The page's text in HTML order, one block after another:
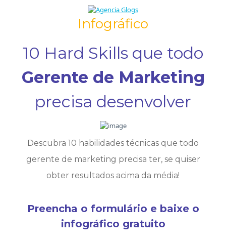
Infográfico
10 Hard Skills que todo
Gerente de Marketing
precisa desenvolver
Descubra 10 habilidades técnicas que todo
gerente de marketing precisa ter, se quiser
obter resultados acima da média!
Preencha o formulário e baixe o
infográfico gratuito